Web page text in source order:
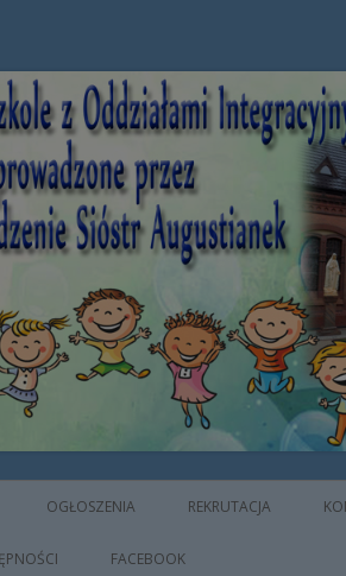
Integracyjnymi
OGŁOSZENIA REKRUTACJA
FACEBOOK